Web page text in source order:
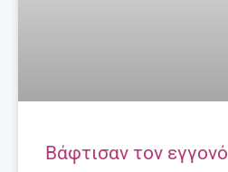
Βάφτισαν τον